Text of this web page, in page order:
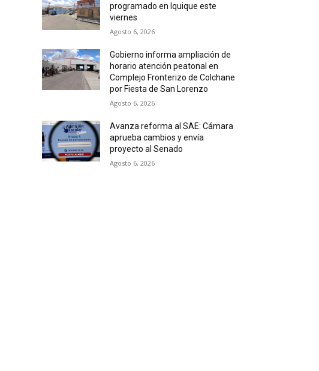
programado en Iquique este
viernes
Agosto 6, 2026
Gobierno informa ampliación de
horario atención peatonal en
Complejo Fronterizo de Colchane
por Fiesta de San Lorenzo
Agosto 6, 2026
Avanza reforma al SAE: Cámara
aprueba cambios y envía
proyecto al Senado
Agosto 6, 2026